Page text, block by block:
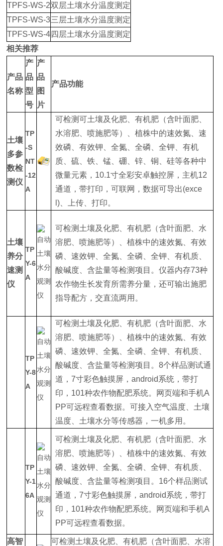
TPFS-WS-2双层土壤水分温度测定
TPFS-WS-3三层土壤水分温度测定
TPFS-WS-4 四层土壤水分温度测定
相关推荐
产品
名称
产
品
型
号
产
品
图
片
产品功能
土壤
多参
数检
测仪
TP
-S
NT
-12
A
可检测可土壤及化肥、有机肥（含叶面肥、
水溶肥、喷施肥等）、植株中的速效氮、速
效磷、有效钾、全氮、全磷、全钾、有机
质、硫、铁、锰、硼、锌、铜、硅等各种中
微量元素，10.1寸全彩安卓触控屏，主机12
通道，带打印，可联网，数据可导出(exce
l)、上传、打印。
土壤
养分
速测
仪
TP
Y-6
A
可检测土壤及化肥、有机肥（含叶面肥、水
溶肥、喷施肥等）、植株中的速效氮、有效
磷、速效钾、全氮、全磷、全钾、有机质、
酸碱度、含盐量等检测项目。仪器内存73种
农作物生长发育所需养分量，还可输出施肥
指导配方，交直流两用。
TP
Y-8
A
可检测土壤及化肥、有机肥（含叶面肥、水
溶肥、喷施肥等）、植株中的速效氮、有效
磷、速效钾、全氮、全磷、全钾、有机质、
酸碱度、含盐量等检测项目。8个样品测试通
道，7寸彩色触摸屏，android系统，带打
印，101种农作物配肥系统。网页端和手机A
PP可远程查看数据。可接入空气温度、土壤
温度、土壤水分等传感器，一机多用。
TP
Y-1
6A
可检测土壤及化肥、有机肥（含叶面肥、水
溶肥、喷施肥等）、植株中的速效氮、有效
磷、速效钾、全氮、全磷、全钾、有机质、
酸碱度、含盐量等检测项目。16个样品测试
通道，7寸彩色触摸屏，android系统，带打
印，101种农作物配肥系统。网页端和手机A
PP可远程查看数据。
高智
可检测土壤及化肥、有机肥（含叶面肥、水溶